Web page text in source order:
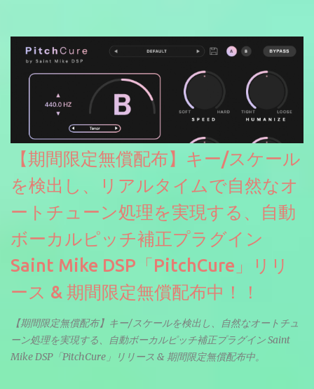
【期間限定無償配布】キー/スケール
を検出し、リアルタイムで自然なオ
ートチューン処理を実現する、自動
ボーカルピッチ補正プラグイン
Saint Mike DSP「PitchCure」リリ
ース & 期間限定無償配布中！！
【期間限定無償配布】キー/スケールを検出し、自然なオートチュ
ーン処理を実現する、自動ボーカルピッチ補正プラグイン Saint
Mike DSP「PitchCure」リリース & 期間限定無償配布中。